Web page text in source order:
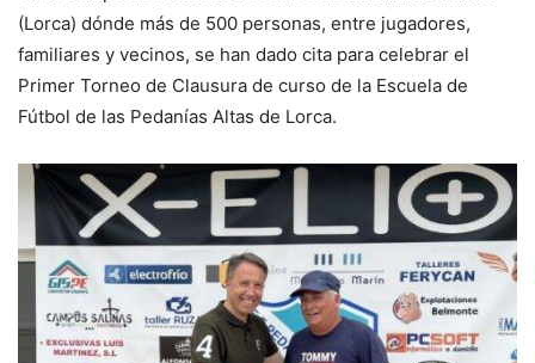
(Lorca) dónde más de 500 personas, entre jugadores,
familiares y vecinos, se han dado cita para celebrar el
Primer Torneo de Clausura de curso de la Escuela de
Fútbol de las Pedanías Altas de Lorca.